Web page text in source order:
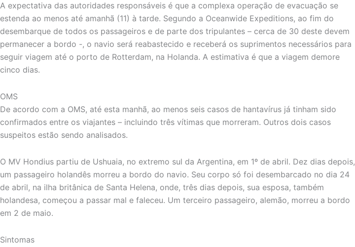
A expectativa das autoridades responsáveis é que a complexa operação de evacuação se
estenda ao menos até amanhã (11) à tarde. Segundo a Oceanwide Expeditions, ao fim do
desembarque de todos os passageiros e de parte dos tripulantes – cerca de 30 deste devem
permanecer a bordo -, o navio será reabastecido e receberá os suprimentos necessários para
seguir viagem até o porto de Rotterdam, na Holanda. A estimativa é que a viagem demore
cinco dias.
OMS
De acordo com a OMS, até esta manhã, ao menos seis casos de hantavírus já tinham sido
confirmados entre os viajantes – incluindo três vítimas que morreram. Outros dois casos
suspeitos estão sendo analisados.
O MV Hondius partiu de Ushuaia, no extremo sul da Argentina, em 1º de abril. Dez dias depois,
um passageiro holandês morreu a bordo do navio. Seu corpo só foi desembarcado no dia 24
de abril, na ilha britânica de Santa Helena, onde, três dias depois, sua esposa, também
holandesa, começou a passar mal e faleceu. Um terceiro passageiro, alemão, morreu a bordo
em 2 de maio.
Sintomas